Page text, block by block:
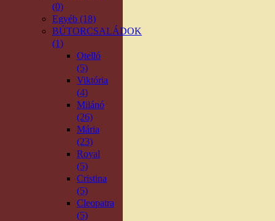
(0)
Egyéb (18)
BÚTORCSALÁDOK
(1)
Otelló
(5)
Viktória
(4)
Milánó
(26)
Mária
(23)
Royal
(5)
Cristina
(5)
Cleopatra
(5)